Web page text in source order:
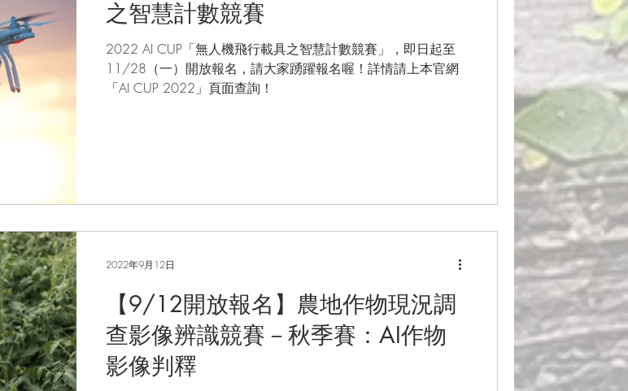
之智慧計數競賽
2022 AI CUP「無人機飛行載具之智慧計數競賽」，即日起至
11/28（一）開放報名，請大家踴躍報名喔！詳情請上本官網
「AI CUP 2022」頁面查詢！
【9/12開放報名】農地作物現況調
查影像辨識競賽－秋季賽：AI作物
影像判釋
2022年9月12日